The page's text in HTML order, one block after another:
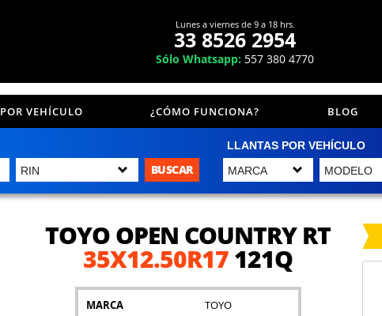
Lunes a viernes de 9 a 18 hrs.
33 8526 2954
Sólo Whatsapp: 557 380 4770
POR VEHÍCULO ¿CÓMO FUNCIONA? BLOG
BUSCAR
LLANTAS POR VEHÍCULO
TOYO OPEN COUNTRY RT
35X12.50R17121Q
MARCA TOYO